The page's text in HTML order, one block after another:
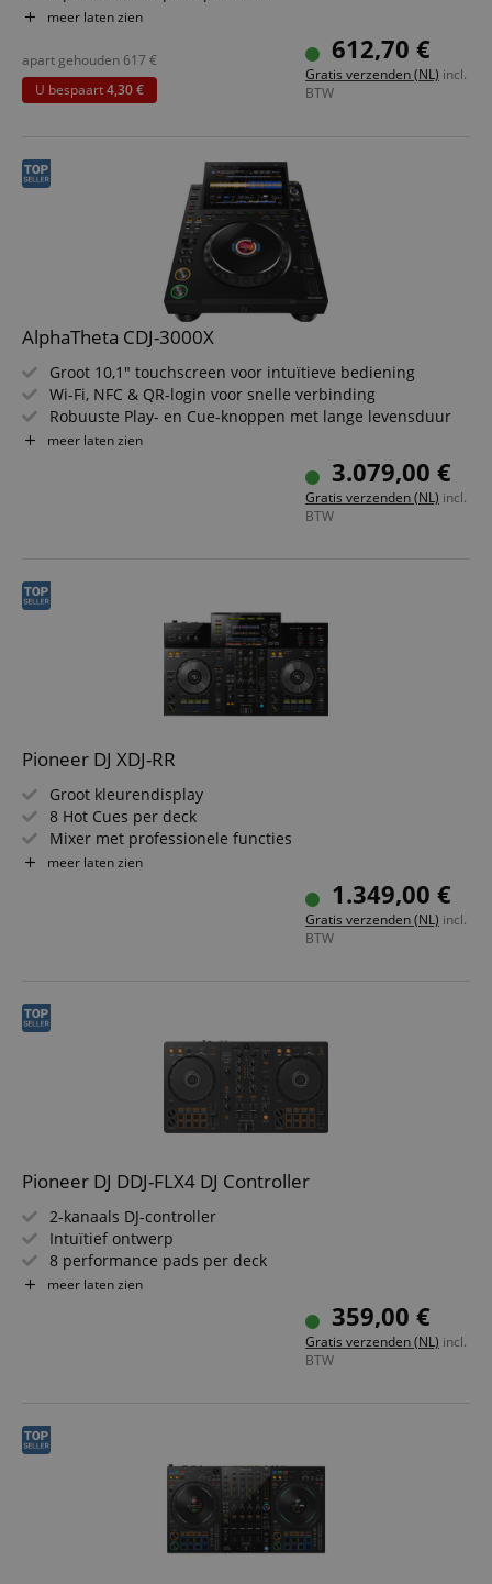
Smart Fader-functie
Reeds vrijgeschakeld voor rekordbox DJ en Serato DJ Lite
Bespaarset inclusief studiomonitors en DJ-koptelefoon
meer laten zien
612,70 €
Gratis verzenden (NL) incl.
BTW
apart gehouden 617 €
U bespaart4,30 €
AlphaTheta CDJ-3000X
Groot 10,1" touchscreen voor intuïtieve bediening
Wi-Fi, NFC & QR-login voor snelle verbinding
Robuuste Play- en Cue-knoppen met lange levensduur
Soepel en precieze controle met het nieuw ontworpen
Matte afwerking en doordachte bedieningselementen
meer laten zien
3.079,00 €
Gratis verzenden (NL) incl.
BTW
Pioneer DJ XDJ-RR
Groot kleurendisplay
8 Hot Cues per deck
Mixer met professionele functies
Ondersteunt tot 2 USB-opslagapparaten
meer laten zien
1.349,00 €
Gratis verzenden (NL) incl.
BTW
Pioneer DJ DDJ-FLX4 DJ Controller
2-kanaals DJ-controller
Intuïtief ontwerp
8 performance pads per deck
Smart Fader-functie
Al vrijgeschakeld voor rekordbox DJ en Serato DJ Lite
meer laten zien
359,00 €
Gratis verzenden (NL) incl.
BTW